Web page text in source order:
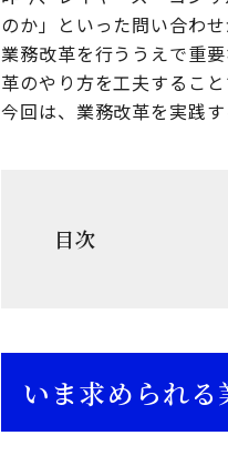
のか」といった問い合わ
業務改革を行ううえで重
革のやり方を工夫するこ
今回は、業務改革を実践
目次
いま求められ